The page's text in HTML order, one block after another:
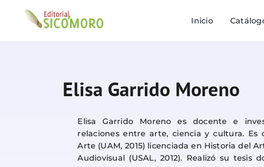
contenido
Inicio
Elisa Garrido Moreno
Elisa Garrido Moreno es docente e
relaciones entre arte, ciencia y cultura. Es
Arte (UAM, 2015) licenciada en Historia del
Audiovisual (USAL, 2012). Realizó su tesis